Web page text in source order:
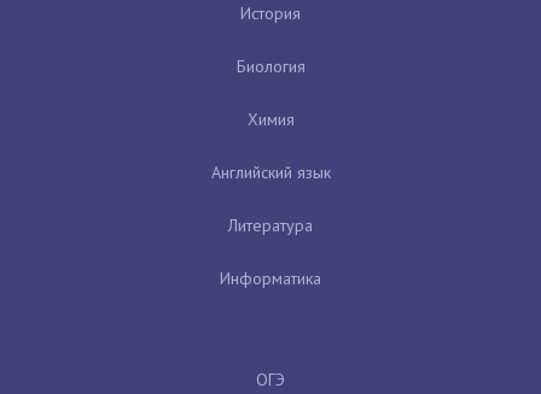
История
Биология
Химия
Английский язык
Литература
Информатика
ОГЭ